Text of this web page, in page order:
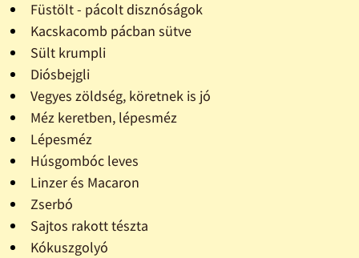
Füstölt - pácolt disznóságok
Kacskacomb pácban sütve
Sült krumpli
Diósbejgli
Vegyes zöldség, köretnek is jó
Méz keretben, lépesméz
Lépesméz
Húsgombóc leves
Linzer és Macaron
Zserbó
Sajtos rakott tészta
Kókuszgolyó